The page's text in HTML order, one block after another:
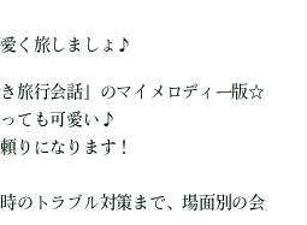
く旅しましょ♪
旅行会話」のマイメロディー版☆
ても可愛い♪
りになります！
のトラブル対策まで、場面別の会